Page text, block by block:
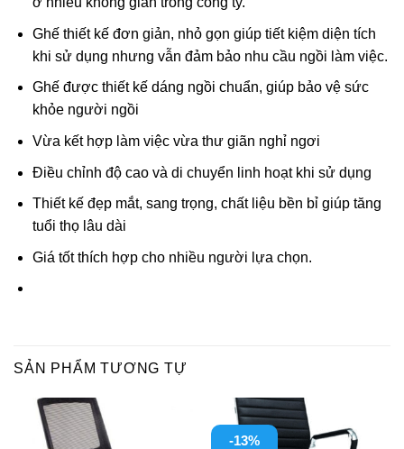
Ghế thiết kế đơn giản, nhỏ gọn giúp tiết kiệm diện tích
khi sử dụng nhưng vẫn đảm bảo nhu cầu ngồi làm việc.
Ghế được thiết kế dáng ngồi chuẩn, giúp bảo vệ sức
khỏe người ngồi
Vừa kết hợp làm việc vừa thư giãn nghỉ ngơi
Điều chỉnh độ cao và di chuyển linh hoạt khi sử dụng
Thiết kế đẹp mắt, sang trọng, chất liệu bền bỉ giúp tăng
tuổi thọ lâu dài
Giá tốt thích hợp cho nhiều người lựa chọn.
SẢN PHẨM TƯƠNG TỰ
-13%